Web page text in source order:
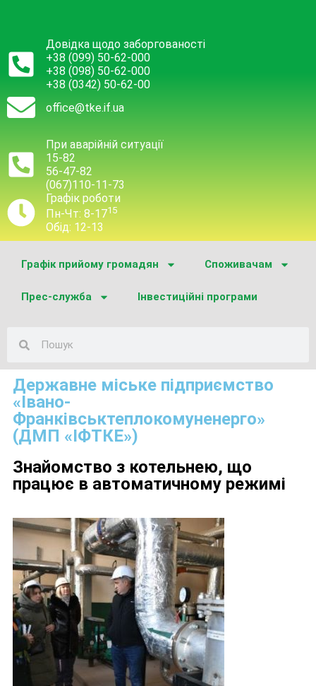
Довідка щодо заборгованості
+38 (099) 50-62-000
+38 (098) 50-62-000
+38 (0342) 50-62-00
office@tke.if.ua
При аварійній ситуації
15-82
56-47-82
(067)110-11-73
Графік роботи
Пн-Чт: 8-1715
Обід: 12-13
Графік прийому громадян Споживачам
Прес-служба Інвестиційні програми
Державне міське підприємство
«Івано-
Франківськтеплокомуненерго»
(ДМП «ІФТКЕ»)
Знайомство з котельнею, що
працює в автоматичному режимі